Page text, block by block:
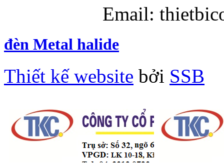
Email:
đèn Metal halide
Thiết kế website bởi SSB